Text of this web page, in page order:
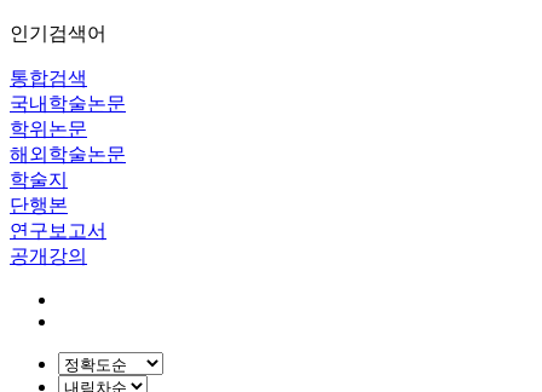
인기검색어
통합검색
국내학술논문
학위논문
해외학술논문
학술지
단행본
연구보고서
공개강의